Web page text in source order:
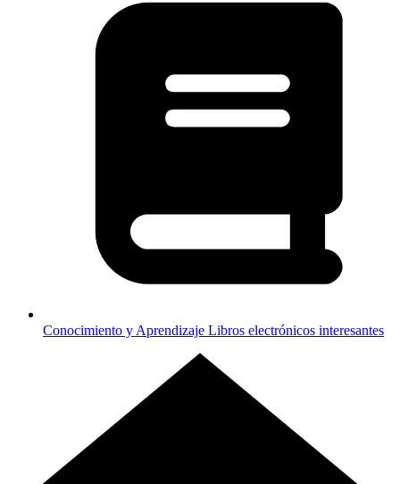
Conocimiento y Aprendizaje Libros electrónicos interesantes